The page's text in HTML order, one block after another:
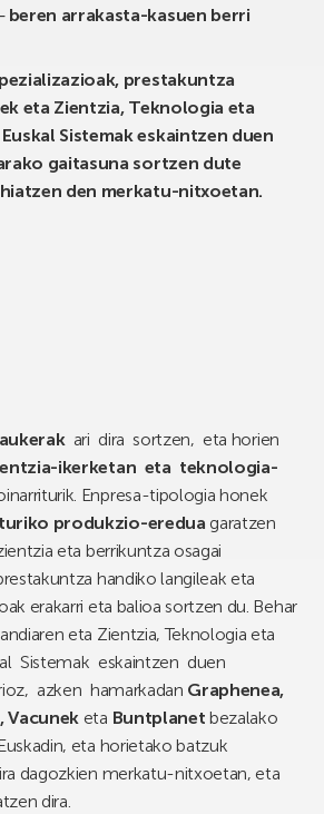
arrakasta-kasuen berri
prestakuntza
eta Zientzia, Teknologia eta
Sistemak eskaintzen duen
gaitasuna sortzen dute
den merkatu-nitxoetan.
ari dira sortzen, eta horien
ikerketan eta teknologia-
Enpresa-tipologia honek
produkzio-eredua garatzen
eta berrikuntza osagai
handiko langileak eta
erakarri eta balioa sortzen du. Behar
eta Zientzia, Teknologia eta
Sistemak eskaintzen duen
azken hamarkadan Graphenea,
Vacunek eta Buntplanetbezalako
eta horietako batzuk
dagozkien merkatu-nitxoetan, eta
dira.